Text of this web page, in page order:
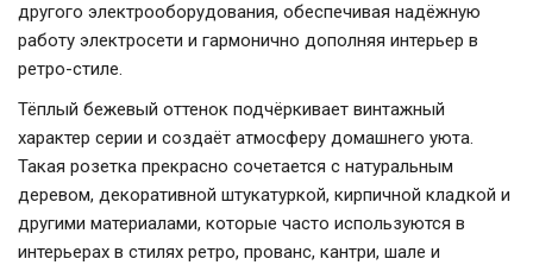
другого электрооборудования, обеспечивая надёжную
работу электросети и гармонично дополняя интерьер в
ретро-стиле.
Тёплый бежевый оттенок подчёркивает винтажный
характер серии и создаёт атмосферу домашнего уюта.
Такая розетка прекрасно сочетается с натуральным
деревом, декоративной штукатуркой, кирпичной кладкой и
другими материалами, которые часто используются в
интерьерах в стилях ретро, прованс, кантри, шале и